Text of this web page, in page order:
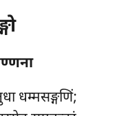
धम्मसङ्गणिं;